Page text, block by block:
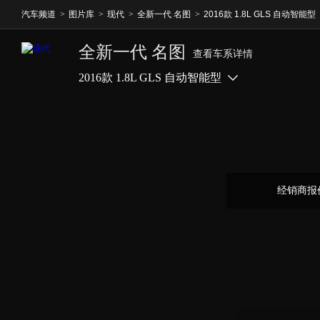
汽车频道 > 图片库 > 现代 > 全新一代 名图 > 2016款 1.8L GLS 自动智能型
全新一代 名图 查看车系详情
2016款 1.8L GLS 自动智能型
经销商报